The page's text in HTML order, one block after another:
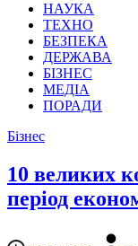
НАУКА
ТЕХНО
БЕЗПЕКА
ДЕРЖАВА
БІЗНЕС
МЕДІА
ПОРАДИ
Бізнес
10 великих
період